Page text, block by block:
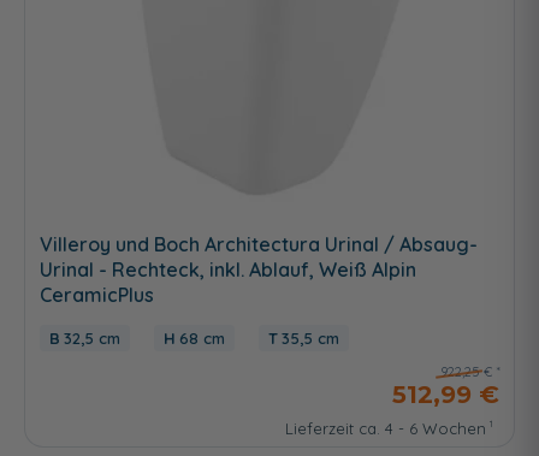
Villeroy und Boch Architectura Urinal / Absaug-
Urinal - Rechteck, inkl. Ablauf, Weiß Alpin
CeramicPlus
32,5 cm 68 cm 35,5 cm
922,25 €
512,99 €
Lieferzeit ca. 4 - 6 Wochen